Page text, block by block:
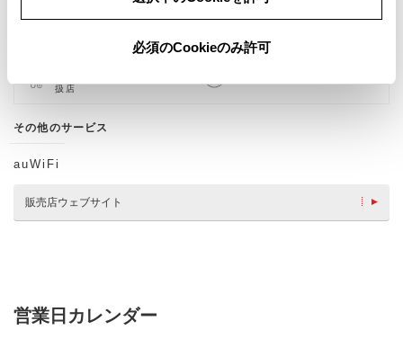
必須のCookieのみ許可
G-Station
扱店
その他のサービス
auWiFi
販売店ウェブサイト
営業日カレンダー